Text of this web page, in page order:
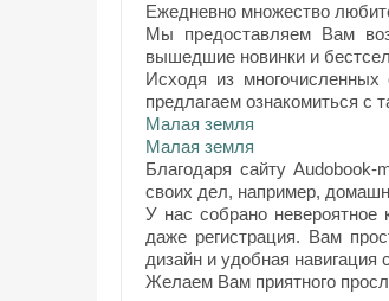
Ежедневно множество
Мы предоставляем Вам
вышедшие новинки и
Исходя из многочисленных
предлагаем ознакомиться с
Малая земля
Малая земля
Благодаря сайту
своих дел, например,
У нас собрано
даже регистрация. Вам
дизайн и удобная
Желаем Вам приятного